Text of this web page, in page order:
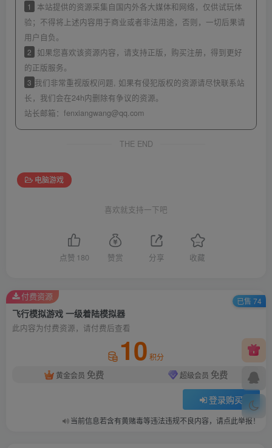
1
本站提供的资源采集自国内外各大媒体和网络，仅供试玩体
验；不得将上述内容用于商业或者非法用途，否则，一切后果请
用户自负。
2
如果您喜欢该资源内容，请支持正版，购买注册，得到更好
的正版服务。
3 我们非常重视版权问题, 如果有侵犯版权的资源请尽快联系站
长，我们会在24h内删除有争议的资源。
站长邮箱： fenxiangwang@qq.com
THE END
电脑游戏
喜欢就支持一下吧
点赞 180 赞赏 分享 收藏
飞行模拟游戏 一级着陆模拟器
此内容为付费资源，请付费后查看
10 积分
黄金会员 免费 超级会员 免费
登录购买
当前信息若含有黄赌毒等违法违规不良内容，请点此举报！
付费资源 已售 74